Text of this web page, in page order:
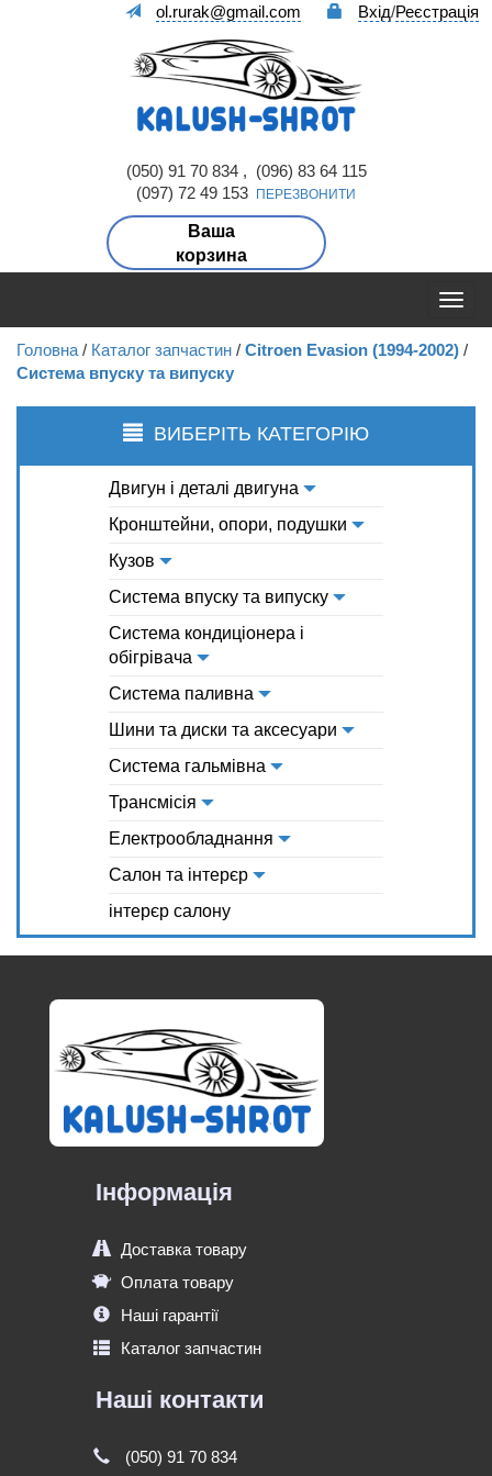
ol.rurak@gmail.com Вхід/Реєстрація
(050) 91 70 834 , (096) 83 64 115
(097) 72 49 153
ПЕРЕЗВОНИТИ
Ваша
корзина
Головна / Каталог запчастин / Citroen Evasion (1994-2002) /
Система впуску та випуску
ВИБЕРІТЬ КАТЕГОРІЮ
Двигун і деталі двигуна
Кронштейни, опори, подушки
Кузов
Система впуску та випуску
Система кондиціонера і
обігрівача
Система паливна
Шини та диски та аксесуари
Система гальмівна
Трансмісія
Електрообладнання
Салон та інтерєр
інтерєр салону
Інформація
Доставка товару
Оплата товару
Наші гарантії
Каталог запчастин
Наші контакти
(050) 91 70 834